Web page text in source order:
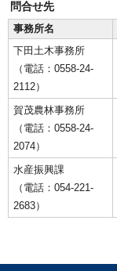
問合せ先
事務所名
下田土木事務所
（電話：0558-24-
2112）
賀茂農林事務所
（電話：0558-24-
2074）
水産振興課
（電話：054-221-
2683）